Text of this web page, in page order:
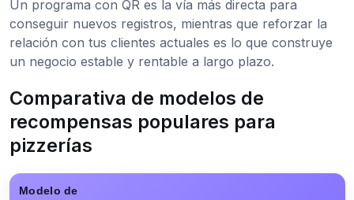
Un programa con QR es la vía más directa para
conseguir nuevos registros, mientras que reforzar la
relación con tus clientes actuales es lo que construye
un negocio estable y rentable a largo plazo.
Comparativa de modelos de
recompensas populares para
pizzerías
Modelo de